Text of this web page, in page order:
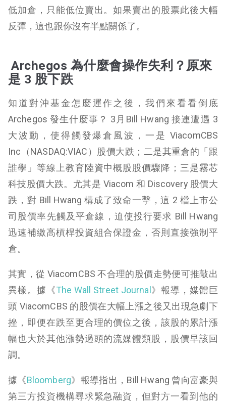
低加倉，只能低位賣出。如果賣出的股票此後大幅
反彈，這也跟你沒有半點關係了。
Archegos 為什麼會操作失利？原來
是 3 股下跌
知道對沖基金怎麼運作之後，我們來看看倒底
Archegos 發生什麼事？ 3月Bill Hwang 接連遭遇 3
大波動，使得觸發爆倉風波，一是 ViacomCBS
Inc（NASDAQ:VIAC）股價大跌；二是其重倉的「跟
誰學」等線上教育陸資中概股股價驟降；三是霧芯
科技股價大跌。尤其是 Viacom 和 Discovery 股價大
跌，對 Bill Hwang 構成了致命一擊，這 2 檔上市公
司股價率先觸及平倉線，迫使投行要求 Bill Hwang
迅速補繳高槓桿投資組合保證金，否則直接強制平
倉。
其實，從 ViacomCBS 不合理的股價走勢便可推敲出
異樣。據《The Wall Street Journal》報導，媒體巨
頭 ViacomCBS 的股價在大幅上漲之後又出現急劇下
挫，即便在跌至更合理的價位之後，該股的累計漲
幅也大於其他漲勢過頭的流媒體類股，股價早該回
調。
據《Bloomberg》報導指出，Bill Hwang 曾向富豪與
第三方投資機構尋求緊急融資，但對方一看到他的